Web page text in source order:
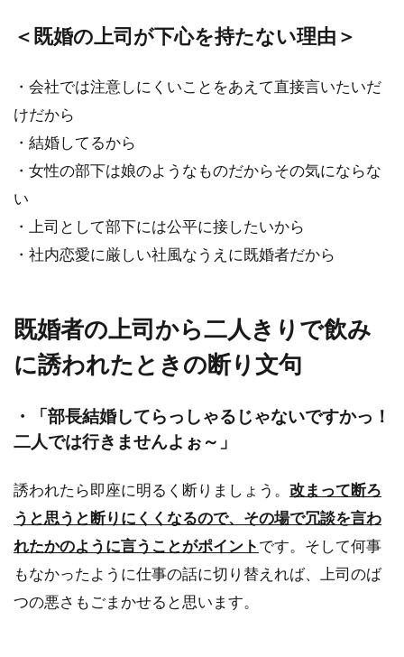
＜既婚の上司が下心を持たない理由＞
・会社では注意しにくいことをあえて直接言いたいだ
けだから
・結婚してるから
・女性の部下は娘のようなものだからその気にならな
い
・上司として部下には公平に接したいから
・社内恋愛に厳しい社風なうえに既婚者だから
既婚者の上司から二人きりで飲み
に誘われたときの断り文句
・「部長結婚してらっしゃるじゃないですかっ！
二人では行きませんよぉ～」
誘われたら即座に明るく断りましょう。 改まって断ろ
うと思うと断りにくくなるので、その場で冗談を言わ
れたかのように言うことがポイントです。そして何事
もなかったように仕事の話に切り替えれば、上司のば
つの悪さもごまかせると思います。